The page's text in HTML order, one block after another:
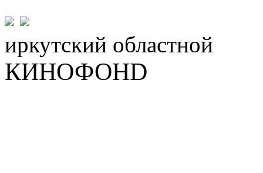
иркутский областной
КИНОФОНD